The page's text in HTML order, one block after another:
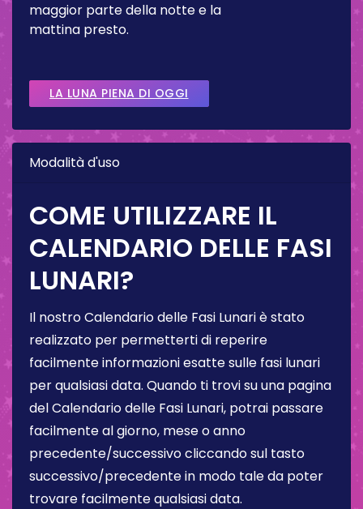
maggior parte della notte e la
mattina presto.
LA LUNA PIENA DI OGGI
Modalità d'uso
COME UTILIZZARE IL
CALENDARIO DELLE FASI
LUNARI?
Il nostro Calendario delle Fasi Lunari è stato
realizzato per permetterti di reperire
facilmente informazioni esatte sulle fasi lunari
per qualsiasi data. Quando ti trovi su una pagina
del Calendario delle Fasi Lunari, potrai passare
facilmente al giorno, mese o anno
precedente/successivo cliccando sul tasto
successivo/precedente in modo tale da poter
trovare facilmente qualsiasi data.